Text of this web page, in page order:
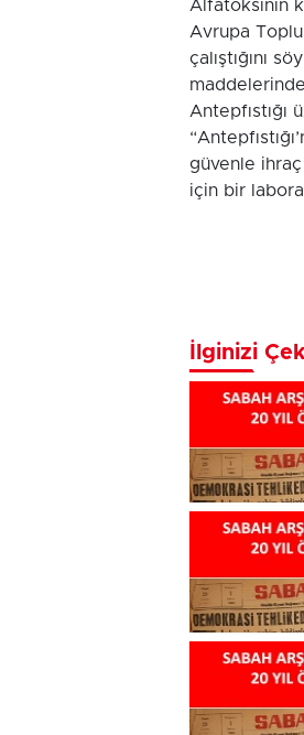
Alfatoksinin
Avrupa
çalıştığını
Antepfıstığı
güvenle
için bir
İlginizi